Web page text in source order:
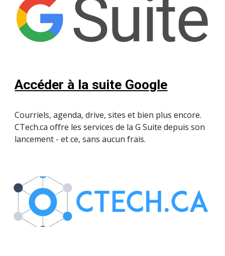
Accéder à la suite Google
Courriels, agenda, drive, sites et bien plus encore.
CTech.ca offre les services de la G Suite depuis son
lancement - et ce, sans aucun frais.